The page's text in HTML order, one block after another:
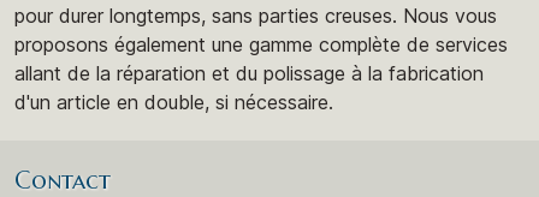
pour durer longtemps, sans parties creuses. Nous vous
proposons également une gamme complète de services
allant de la réparation et du polissage à la fabrication
d'un article en double, si nécessaire.
Contact